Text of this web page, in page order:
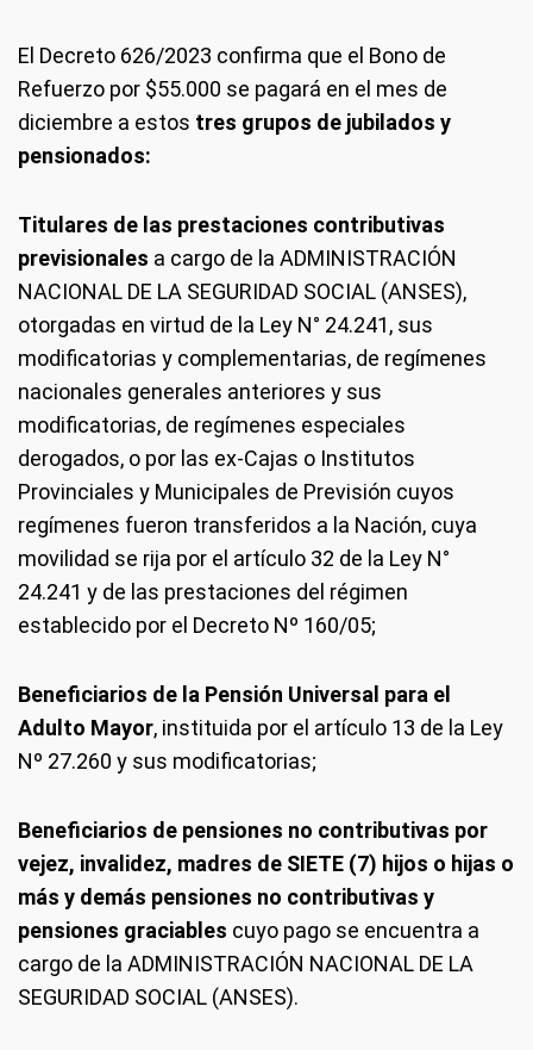
El Decreto 626/2023 confirma que el Bono de
Refuerzo por $55.000 se pagará en el mes de
diciembre a estos tres grupos de jubilados y
pensionados:
Titulares de las prestaciones contributivas
previsionales a cargo de la ADMINISTRACIÓN
NACIONAL DE LA SEGURIDAD SOCIAL (ANSES),
otorgadas en virtud de la Ley N° 24.241, sus
modificatorias y complementarias, de regímenes
nacionales generales anteriores y sus
modificatorias, de regímenes especiales
derogados, o por las ex-Cajas o Institutos
Provinciales y Municipales de Previsión cuyos
regímenes fueron transferidos a la Nación, cuya
movilidad se rija por el artículo 32 de la Ley N°
24.241 y de las prestaciones del régimen
establecido por el Decreto Nº 160/05;
Beneficiarios de la Pensión Universal para el
Adulto Mayor, instituida por el artículo 13 de la Ley
Nº 27.260 y sus modificatorias;
Beneficiarios de pensiones no contributivas por
vejez, invalidez, madres de SIETE (7) hijos o hijas o
más y demás pensiones no contributivas y
pensiones graciables cuyo pago se encuentra a
cargo de la ADMINISTRACIÓN NACIONAL DE LA
SEGURIDAD SOCIAL (ANSES).